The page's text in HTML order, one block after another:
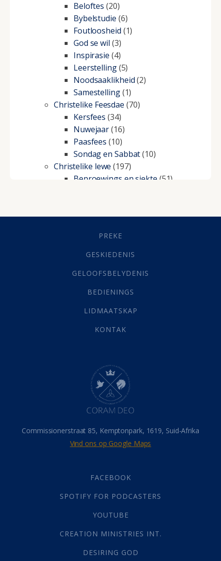
Beloftes (20)
Bybelstudie (6)
Foutloosheid (1)
God se wil (3)
Inspirasie (4)
Leerstelling(5)
Noodsaaklikheid(2)
Samestelling(1)
Christelike Feesdae (70)
Kersfees (34)
Nuwejaar(16)
Paasfees (10)
Sondag en Sabbat(10)
Christelike lewe (197)
Beproewings en siekte (51)
Geestelike Groei(10)
(21)
Grys Areas(4)
Lewensdoel(3)
Selfondersoek(1)
Werk(22)
(142)
Hemel (31)
Israel (14)
Millennium(1)
Oordeelsdag(19)
Verheerlikte liggaam
Wederkoms
(27)
Gebed(87)
Die Onse Vader(12)
God(392)
Afgode(23)
Almag(1)
Alomteenwoordig
PREKE
GESKIEDENIS
GELOOFSBELYDENIS
BEDIENINGS
LIDMAATSKAP
KONTAK
Commissionerstraat 85, Kemptonpark, 1619, Suid-Afrika
Vind ons op Google Maps
FACEBOOK
SPOTIFY FOR PODCASTERS
YOUTUBE
CREATION MINISTRIES INT.
DESIRING GOD